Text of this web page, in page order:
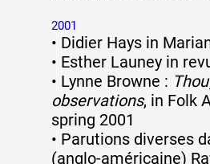
2001
• Didier Hays in
• Esther Launey in
• Lynne Browne :
observations, in Folk
spring 2001
• Parutions diverses
(anglo-américaine)